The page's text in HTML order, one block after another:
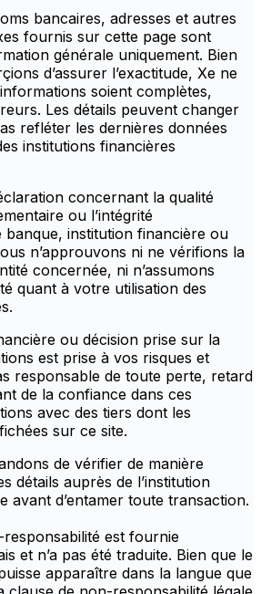
bancaires, adresses et autres
fournis sur cette page sont
générale uniquement. Bien
d’assurer l’exactitude, Xe ne
soient complètes,
Les détails peuvent changer
refléter les dernières données
institutions financières
concernant la qualité
ou l’intégrité
banque, institution financière ou
n’approuvons ni ne vérifions la
concernée, ni n’assumons
quant à votre utilisation des
ou décision prise sur la
est prise à vos risques et
responsable de toute perte, retard
de la confiance dans ces
avec des tiers dont les
sur ce site.
de vérifier de manière
détails auprès de l’institution
avant d’entamer toute transaction.
est fournie
et n’a pas été traduite. Bien que le
apparaître dans la langue que